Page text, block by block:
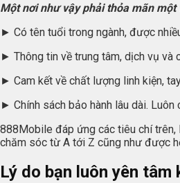
Một nơi như vậy phải thỏa mãn
► Có tên tuổi trong ngành, được
► Thông tin về trung tâm, dịch vụ và
► Cam kết về chất lượng linh kiện,
► Chính sách bảo hành lâu dài.
888Mobile đáp ứng các tiêu chí trên,
chăm sóc từ A tới Z cũng như được
Lý do bạn luôn yên